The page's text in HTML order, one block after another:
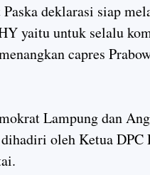
deklarasi siap
yaitu untuk selalu
capres
Lampung dan
oleh Ketua DPC